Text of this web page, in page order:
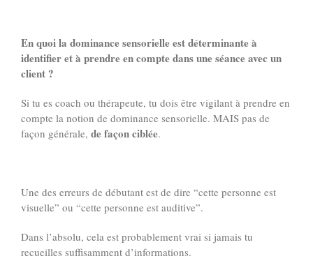
En quoi la dominance sensorielle est déterminante à
identifier et à prendre en compte dans une séance avec un
client ?
Si tu es coach ou thérapeute, tu dois être vigilant à prendre en
compte la notion de dominance sensorielle. MAIS pas de
façon générale, de façon ciblée.
Une des erreurs de débutant est de dire “cette personne est
visuelle” ou “cette personne est auditive”.
Dans l’absolu, cela est probablement vrai si jamais tu
recueilles suffisamment d’informations.